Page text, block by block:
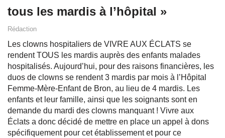
tous les mardis à l’hôpital »
Rédaction
Les clowns hospitaliers de VIVRE AUX ÉCLATS se
rendent TOUS les mardis auprès des enfants malades
hospitalisés. Aujourd’hui, pour des raisons financières, les
duos de clowns se rendent 3 mardis par mois à l’Hôpital
Femme-Mère-Enfant de Bron, au lieu de 4 mardis. Les
enfants et leur famille, ainsi que les soignants sont en
demande du mardi des clowns manquant ! Vivre aux
Éclats a donc décidé de mettre en place un appel à dons
spécifiquement pour cet établissement et pour ce